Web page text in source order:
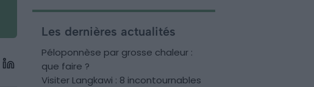
Les dernières actualités
Péloponnèse par grosse chaleur :
que faire ?
Visiter Langkawi : 8 incontournables